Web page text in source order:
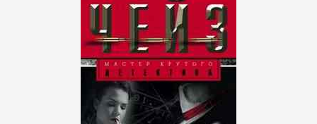
Шпионские
детективы
ДЕТСКИЕ